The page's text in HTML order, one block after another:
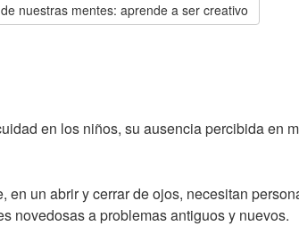
nuestras mentes: aprende a ser creativo
en los niños, su ausencia percibida en
un abrir y cerrar de ojos, necesitan
novedosas a problemas antiguos y nuevos.